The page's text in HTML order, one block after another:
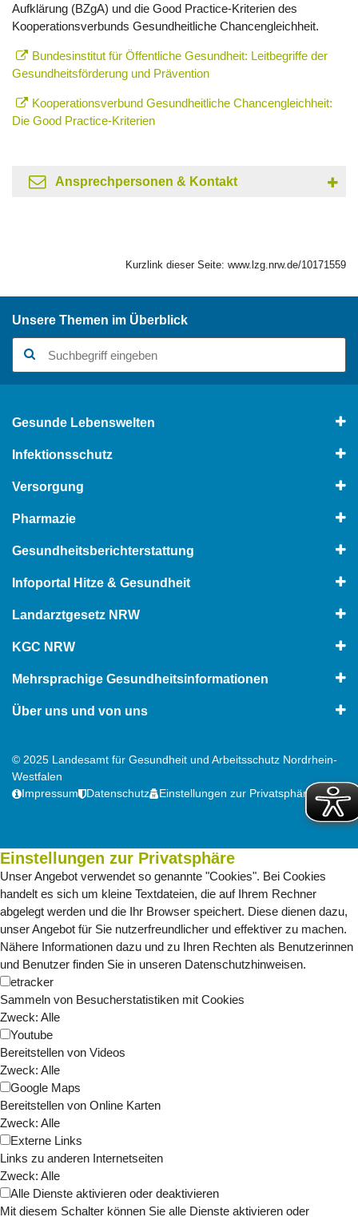
Aufklärung (BZgA) und die Good Practice-Kriterien des
Kooperationsverbunds Gesundheitliche Chancengleichheit.
Bundesinstitut für Öffentliche Gesundheit: Leitbegriffe der
Gesundheitsförderung und Prävention
Kooperationsverbund Gesundheitliche Chancengleichheit:
Die Good Practice-Kriterien
Ansprechpersonen & Kontakt
Kurzlink dieser Seite: www.lzg.nrw.de/10171559
Unsere Themen im Überblick
Gesunde Lebenswelten
Infektionsschutz
Versorgung
Pharmazie
Gesundheitsberichterstattung
Infoportal Hitze & Gesundheit
Landarztgesetz NRW
KGC NRW
Mehrsprachige Gesundheitsinformationen
Über uns und von uns
© 2025 Landesamt für Gesundheit und Arbeitsschutz Nordrhein-
Westfalen
Impressum
Datenschutz Einstellungen zur Privatsphäre
Einstellungen zur Privatsphäre
Unser Angebot verwendet so genannte "Cookies". Bei Cookies
handelt es sich um kleine Textdateien, die auf Ihrem Rechner
abgelegt werden und die Ihr Browser speichert. Diese dienen dazu,
unser Angebot für Sie nutzerfreundlicher und effektiver zu machen.
Nähere Informationen dazu und zu Ihren Rechten als Benutzerinnen
und Benutzer finden Sie in unseren Datenschutzhinweisen.
etracker
Sammeln von Besucherstatistiken mit Cookies
Zweck: Alle
Youtube
Bereitstellen von Videos
Zweck: Alle
Google Maps
Bereitstellen von Online Karten
Zweck: Alle
Externe Links
Links zu anderen Internetseiten
Zweck: Alle
Alle Dienste aktivieren oder deaktivieren
Mit diesem Schalter können Sie alle Dienste aktivieren oder